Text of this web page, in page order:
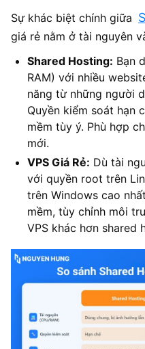
Sự khác biệt chính giữa
giá rẻ nằm ở tài nguyên
Shared Hosting: Bạn
RAM) với nhiều
năng từ những người
Quyền kiểm soát hạn
mềm tùy ý. Phù hợp
mới.
VPS Giá Rẻ: Dù tài
với quyền root trên
trên Windows cao
mềm, tùy chỉnh môi
VPS khác hơn shared